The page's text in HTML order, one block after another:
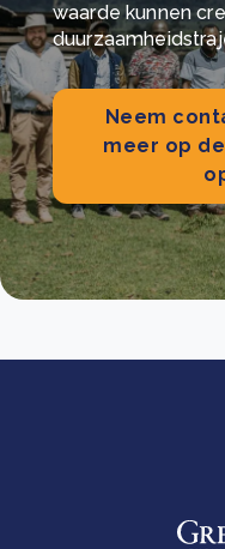
waarde kunnen
Neem
meer op